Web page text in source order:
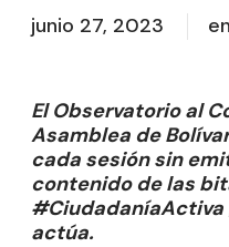
junio 27, 2023 en
El Observatorio al
Asamblea de
cada sesión sin
contenido de las
actúa.